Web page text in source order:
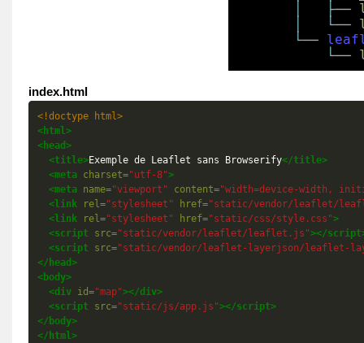
index.html
<!doctype html>
<html>
<head>
<title>Exemple de Leaflet sans Browserify</title>
<meta
charset="utf-8">
<meta
name="viewport" content="width=device-width,
<link
rel="stylesheet" href="static/vendor/leaflet/
<link
rel="stylesheet" href="static/css/style.css">
<script
src="static/vendor/leaflet/leaflet.js"></
<script
src="static/vendor/leaflet-layerjson/leaflet-
</head>
<body>
<div
id="map"></div>
<script
src="static/js/app.js"></script>
</body>
</html>